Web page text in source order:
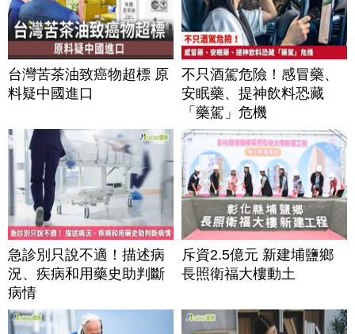
台灣苦茶油致癌物超標 原
料疑中國進口
不只酒駕危險！感冒藥、
安眠藥、提神飲料恐藏
「藥駕」危機
急診別只說不適！描述病
況、疾病和用藥史助判斷
病情
斥資2.5億元 新建埔鹽鄉
長照衛福大樓動土